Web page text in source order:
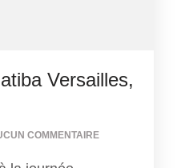
Versailles,
COMMENTAIRELA